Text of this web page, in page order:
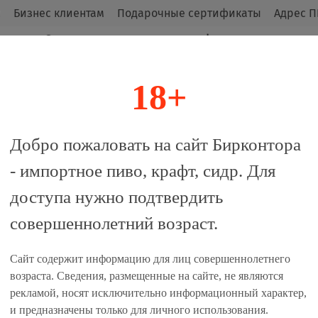
Бизнес клиентам Подарочные сертификаты Адрес
Оригинальные продукты от официальных
Симко / Odna Tonna
Единиц в одном товаре, шт:
18+
Добро пожаловать на сайт Бирконтора
- импортное пиво, крафт, сидр. Для
доступа нужно подтвердить
совершеннолетний возраст.
Сайт содержит информацию для лиц совершеннолетнего
возраста. Сведения, размещенные на сайте, не являются
рекламой, носят исключительно информационный характер,
и предназначены только для личного использования.